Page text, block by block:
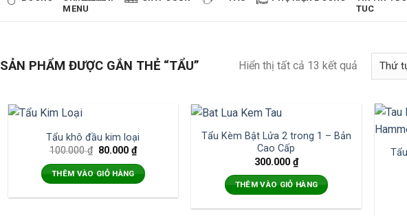
SẢN PHẨM ĐƯỢC GẮN THẺ “TẨU” Hiển thị tất cả 13 kết quả
Tẩu khô đầu kim loại
100.000₫ 80.000 ₫
THÊM VÀO GIỎ HÀNG
Tẩu Kèm Bật Lửa 2 trong 1 – Bản
Cao Cấp
300.000 ₫
THÊM VÀO GIỎ HÀNG